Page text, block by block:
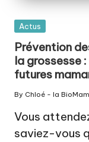
Posted
in
Actus
Prévention
la grossesse
futures
Posted
by
By Chloé - la BioMam
Vous
saviez-vous